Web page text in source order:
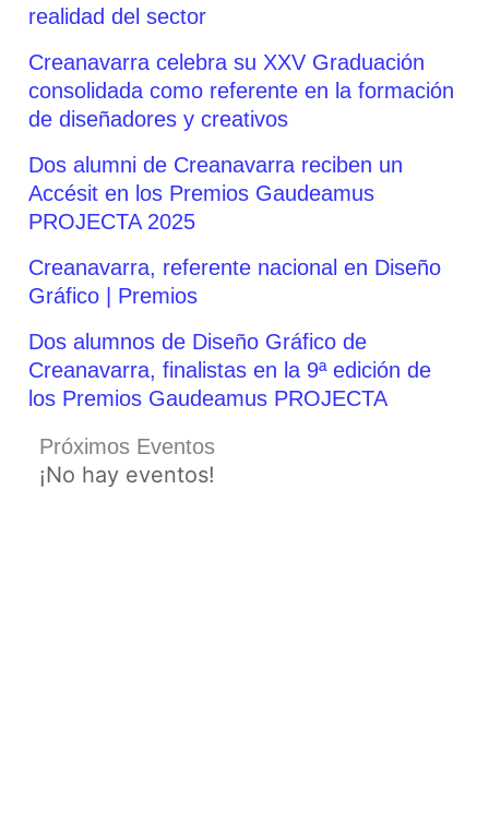
realidad del sector
Creanavarra celebra su XXV Graduación
consolidada como referente en la formación
de diseñadores y creativos
Dos alumni de Creanavarra reciben un
Accésit en los Premios Gaudeamus
PROJECTA 2025
Creanavarra, referente nacional en Diseño
Gráfico | Premios
Dos alumnos de Diseño Gráfico de
Creanavarra, finalistas en la 9ª edición de
los Premios Gaudeamus PROJECTA
Próximos Eventos
¡No hay eventos!